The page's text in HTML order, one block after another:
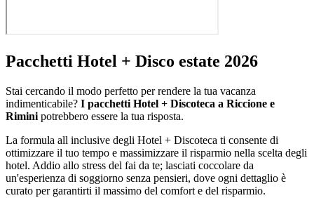
Pacchetti Hotel + Disco estate 2026
Stai cercando il modo perfetto per rendere la tua vacanza
indimenticabile? I pacchetti Hotel + Discoteca a Riccione e
Rimini potrebbero essere la tua risposta.
La formula all inclusive degli Hotel + Discoteca ti consente di
ottimizzare il tuo tempo e massimizzare il risparmio nella scelta degli
hotel. Addio allo stress del fai da te; lasciati coccolare da
un'esperienza di soggiorno senza pensieri, dove ogni dettaglio è
curato per garantirti il massimo del comfort e del risparmio.